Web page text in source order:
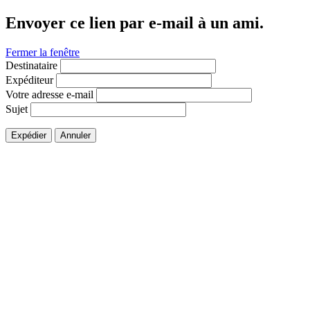
Envoyer ce lien par e-mail à un ami.
Fermer la fenêtre
Destinataire
Expéditeur
Votre adresse e-mail
Sujet
Expédier Annuler